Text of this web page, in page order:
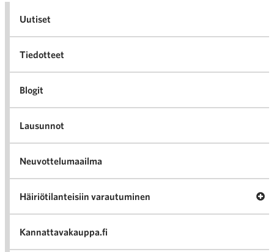
Uutiset
Tiedotteet
Blogit
Lausunnot
Neuvottelumaailma
Häiriötilanteisiin varautuminen
Kannattavakauppa.fi